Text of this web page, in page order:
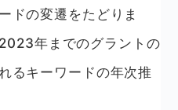
ドの変遷をたどりま
年までのグラントの
るキーワードの年次推